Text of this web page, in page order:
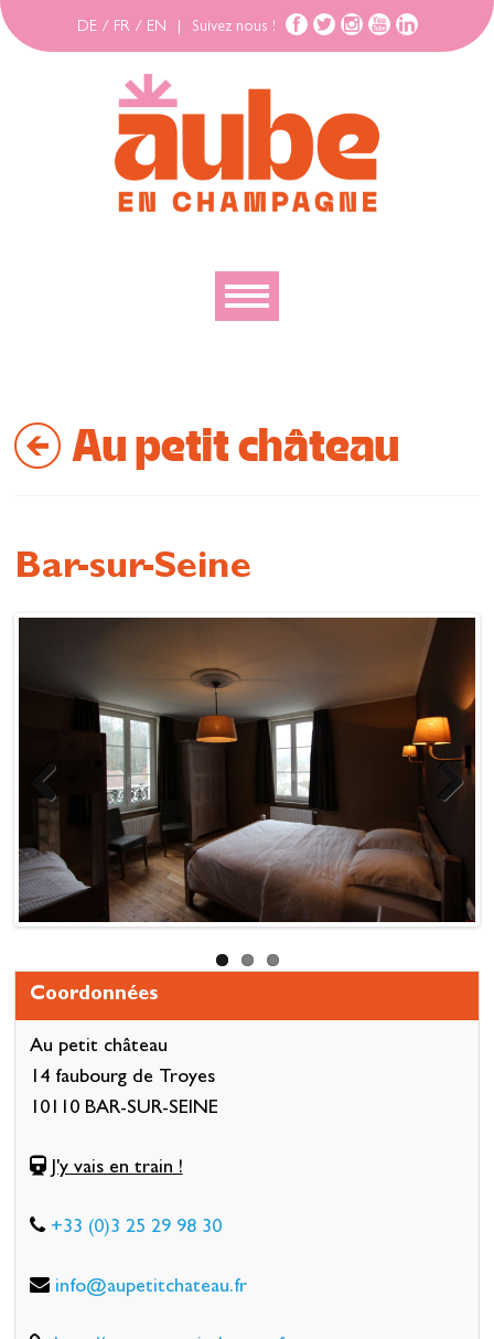
DE / FR / EN Suivez nous !
Bouger
S’inspirer
Au petit château
Bar-sur-Seine
Previous Next
Coordonnées
Au petit château
14 faubourg de Troyes
10110 BAR-SUR-SEINE
J'y vais en train !
+33 (0)3 25 29 98 30
info@aupetitchateau.fr